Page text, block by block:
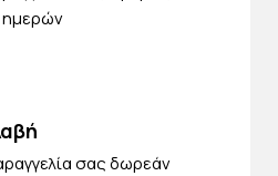
ημερών
σας δωρεάν